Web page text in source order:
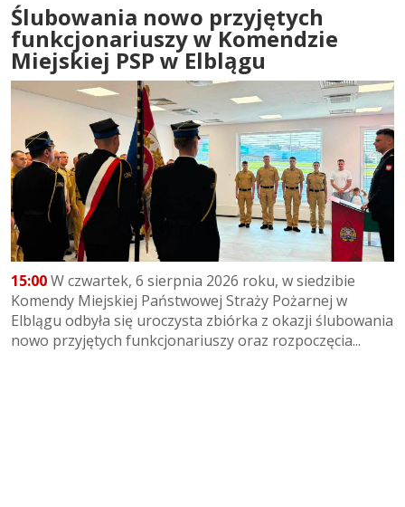
Ślubowania nowo przyjętych
funkcjonariuszy w Komendzie
Miejskiej PSP w Elblągu
15:00W czwartek, 6 sierpnia 2026 roku, w siedzibie
Komendy Miejskiej Państwowej Straży Pożarnej w
Elblągu odbyła się uroczysta zbiórka z okazji ślubowania
nowo przyjętych funkcjonariuszy oraz rozpoczęcia...